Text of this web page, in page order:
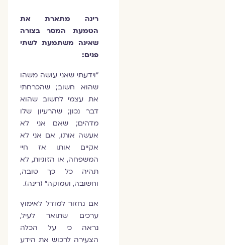
רינה מתארת את
הטמעת המסר בצורה
שאינה משתמעת לשתי
פנים:
“וידעתי שאני עושה משהו
שהוא חשוב; שהכרחתי
את עצמי לחשוב שהוא
דבר נכון; שהרעיון שלו
מדהים; שאם אני לא
אעשה אותו, אם אני לא
אקיים אותו אז חיי
המשפחה, או הזוגיות, לא
תהיה כל כך טובה,
וחשובה, ועמוקה” (רינה).
אם נחזור למודל לאימוץ
ערכים שתואר לעיל,
נראה כי על הכלה
הצעירה לרכוש את הידע